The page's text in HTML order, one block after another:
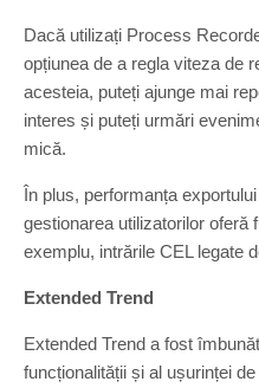
Dacă utilizați Process
opțiunea de a regla viteza de
acesteia, puteți ajunge mai
interes și puteți urmări
mică.
În plus, performanța
gestionarea utilizatorilor oferă
exemplu, intrările CEL legate
Extended Trend
Extended Trend a fost
funcționalității și al ușurinței